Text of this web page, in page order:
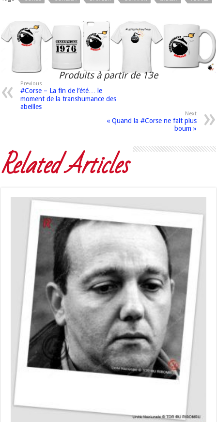
Produits à partir de 13e
Previous
#Corse – La fin de l’été… le
moment de la transhumance des
abeilles
Next
« Quand la #Corse ne fait plus
boum »
Related Articles